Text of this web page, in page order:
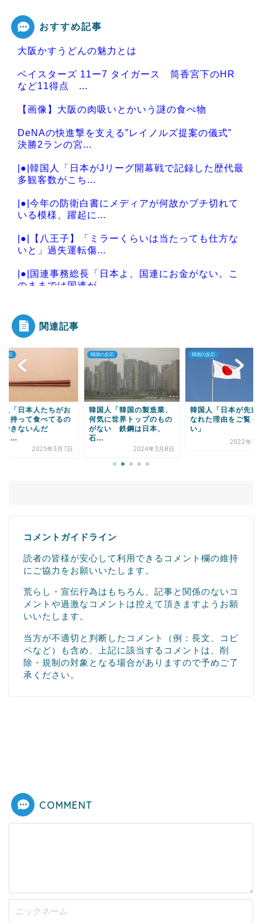
Powered by livedoor 相互RSS
おすすめ記事
大阪かすうどんの魅力とは
ベイスターズ 11ー7 タイガース 筒香宮下のHR
など11得点 ...
【画像】大阪の肉吸いとかいう謎の食べ物
DeNAの快進撃を支える”レイノルズ提案の儀式”
決勝2ランの宮...
|●|韓国人「日本がJリーグ開幕戦で記録した歴代最
多観客数がこち...
|●|今年の防衛白書にメディアが何故かブチ切れて
いる模様、躍起に...
|●|【八王子】「ミラーくらいは当たっても仕方な
いと」過失運転傷...
|●|国連事務総長「日本よ、国連にお金がない。こ
のままでは国連が...
Powered by livedoor 相互RSS
関連記事
反応
人「韓国の製造業、
に世界トップのもの
い 鉄鋼は日本、
2024年3月8日
韓国の反応
韓国人「日本が先進国に
なれた理由をご覧くださ
い」
韓国の反応
韓国人「日本No.1ブ
ド“セイコー”の威厳
覧ください」→「...
2025年12
コメントガイドライン
読者の皆様が安心して利用できるコメント欄の維持
にご協力をお願いいたします。
荒らし・宣伝行為はもちろん、記事と関係のないコ
メントや過激なコメントは控えて頂きますようお願
いいたします。
当方が不適切と判断したコメント（例：長文、コピ
ペなど）も含め、上記に該当するコメントは、削
除・規制の対象となる場合がありますので予めご了
承ください。
COMMENT